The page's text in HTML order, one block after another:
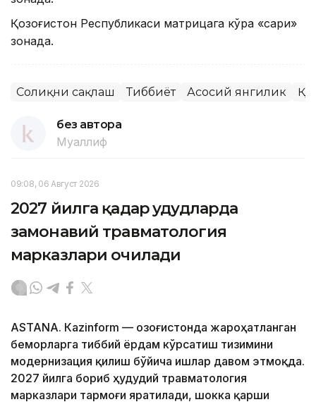
Қозоғистон Республикаси матрицага кўра «сариқ»
зонада.
Соғлиқни сақлаш Тиббиёт Асосий янгилик ҚР
без автора
Муаллиф
09:08, 06 Август 2026
2027 йилга қадар ҳудудларда
замонавий травматология
марказлари очилади
ASTANА. Кazinform — Қозоғистонда жароҳатланган
беморларга тиббий ёрдам кўрсатиш тизимини
модернизация қилиш бўйича ишлар давом этмоқда.
2027 йилга бориб ҳудудий травматология
марказлари тармоғи яратилади, шокка қарши